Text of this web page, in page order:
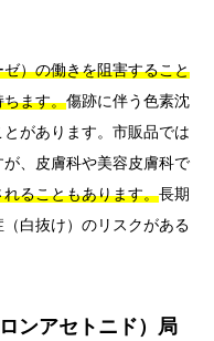
）の働きを阻害すること
ちます。傷跡に伴う色素沈
があります。市販品では
、皮膚科や美容皮膚科で
ることもあります。長期
白抜け）のリスクがある
ンアセトニド）局